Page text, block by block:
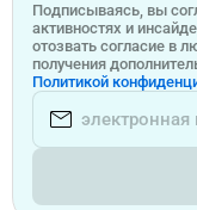
Подписываясь, вы
активностях и
отозвать согласие в
получения
Политикой